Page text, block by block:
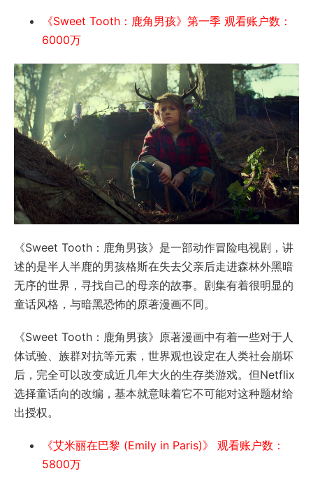
《Sweet Tooth：鹿角男孩》第一季 观看账户数：
6000万
《Sweet Tooth：鹿角男孩》是一部动作冒险电视剧，讲
述的是半人半鹿的男孩格斯在失去父亲后走进森林外黑暗
无序的世界，寻找自己的母亲的故事。剧集有着很明显的
童话风格，与暗黑恐怖的原著漫画不同。
《Sweet Tooth：鹿角男孩》原著漫画中有着一些对于人
体试验、族群对抗等元素，世界观也设定在人类社会崩坏
后，完全可以改变成近几年大火的生存类游戏。但Netflix
选择童话向的改编，基本就意味着它不可能对这种题材给
出授权。
《艾米丽在巴黎 (Emily in Paris)》 观看账户数：
5800万